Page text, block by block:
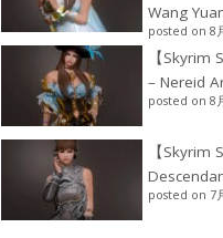
Wang
posted on 8
【Skyrim
– Nereid
posted on 8
【Skyrim
posted on 7